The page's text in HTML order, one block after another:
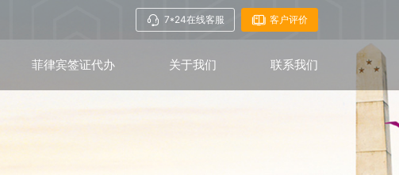
7*24在线客服 客户评价
菲律宾签证代办 关于我们 联系我们